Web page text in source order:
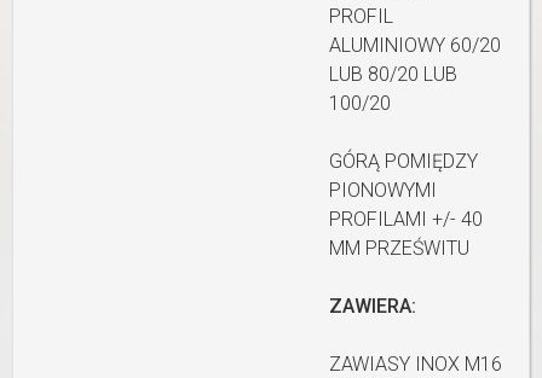
PROFIL
ALUMINIOWY 60/20
LUB 80/20 LUB
100/20
GÓRĄ POMIĘDZY
PIONOWYMI
PROFILAMI +/- 40
MM PRZEŚWITU
ZAWIERA:
ZAWIASY INOX M16